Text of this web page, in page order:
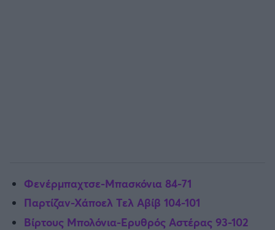
Φενέρμπαχτσε-Μπασκόνια 84-71
Παρτίζαν-Χάποελ Τελ Αβίβ 104-101
Βίρτους Μπολόνια-Ερυθρός Αστέρας 93-102